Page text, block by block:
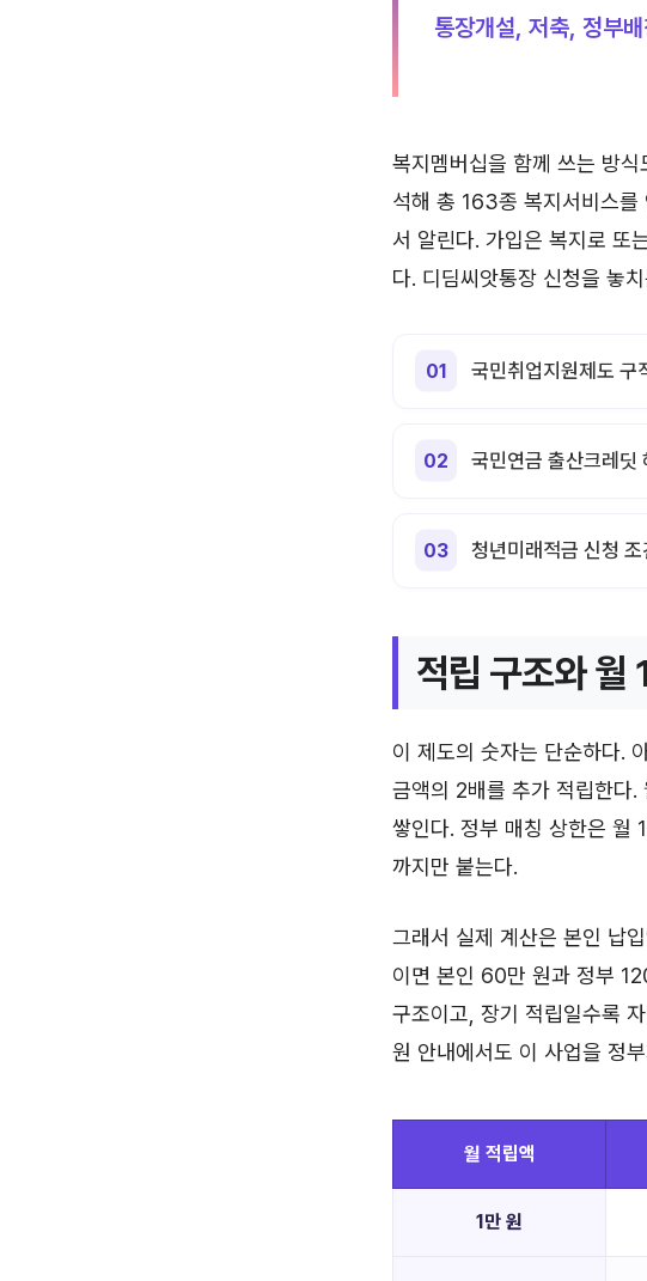
통장개설, 저축, 정부
복지멤버십을 함께 쓰는 방
석해 총 163종 복지서비스를
서 알린다. 가입은 복지로 또
다. 디딤씨앗통장 신청을 놓
국민취업지원제도 구
국민연금 출산크레딧
청년미래적금 신청
적립 구조와 월
이 제도의 숫자는 단순하다.
금액의 2배를 추가 적립한다
쌓인다. 정부 매칭 상한은 월
까지만 붙는다.
그래서 실제 계산은 본인 납
이면 본인 60만 원과 정부
구조이고, 장기 적립일수록
원 안내에서도 이 사업을 정
월 적립액
1만 원